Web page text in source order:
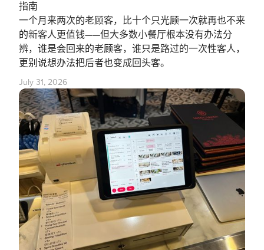
指南
一个月来两次的老顾客，比十个只光顾一次就再也不来
的新客人更值钱——但大多数小餐厅根本没有办法分
辨，谁是会回来的老顾客，谁只是路过的一次性客人，
更别说想办法把后者也变成回头客。
July 31, 2026